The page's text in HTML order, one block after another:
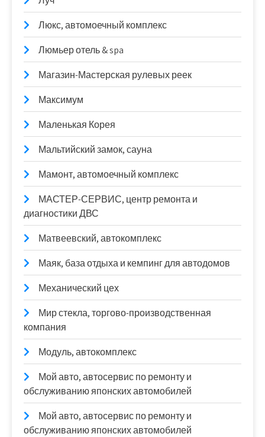
Люкс, автомоечный комплекс
Люмьер отель & spa
Магазин-Мастерская рулевых реек
Максимум
Маленькая Корея
Мальтийский замок, сауна
Мамонт, автомоечный комплекс
МАСТЕР-СЕРВИС, центр ремонта и
диагностики ДВС
Матвеевский, автокомплекс
Маяк, база отдыха и кемпинг для автодомов
Механический цех
Мир стекла, торгово-производственная
компания
Модуль, автокомплекс
Мой авто, автосервис по ремонту и
обслуживанию японских автомобилей
Мой авто, автосервис по ремонту и
обслуживанию японских автомобилей